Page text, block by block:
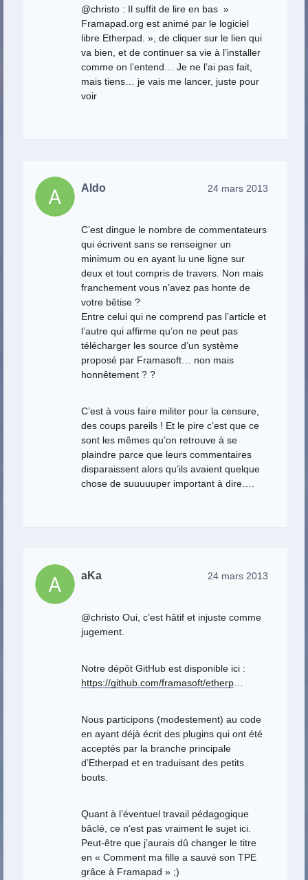
@christo : Il suffit de lire en bas »
Framapad.org est animé par le logiciel
libre Etherpad. », de cliquer sur le lien qui
va bien, et de continuer sa vie à l’installer
comme on l’entend… Je ne l’ai pas fait,
mais tiens… je vais me lancer, juste pour
voir
Aldo 24 mars 2013
C’est dingue le nombre de commentateurs
qui écrivent sans se renseigner un
minimum ou en ayant lu une ligne sur
deux et tout compris de travers. Non mais
franchement vous n’avez pas honte de
votre bêtise ?
Entre celui qui ne comprend pas l’article et
l’autre qui affirme qu’on ne peut pas
télécharger les source d’un système
proposé par Framasoft… non mais
honnêtement ? ?
C’est à vous faire militer pour la censure,
des coups pareils ! Et le pire c’est que ce
sont les mêmes qu’on retrouve à se
plaindre parce que leurs commentaires
disparaissent alors qu’ils avaient quelque
chose de suuuuuper important à dire….
aKa 24 mars 2013
@christo Oui, c’est hâtif et injuste comme
jugement.
Notre dépôt GitHub est disponible ici :
https://github.com/framasoft/etherp
Nous participons (modestement) au code
en ayant déjà écrit des plugins qui ont été
acceptés par la branche principale
d’Etherpad et en traduisant des petits
bouts.
Quant à l’éventuel travail pédagogique
bâclé, ce n’est pas vraiment le sujet ici.
Peut-être que j’aurais dû changer le titre
en « Comment ma fille a sauvé son TPE
grâce à Framapad » ;)